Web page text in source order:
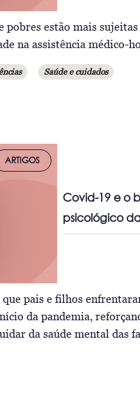
pobres estão mais
na assistência médico-
Saúde e cuidados
ARTIGOS
Covid-19 e o
psicológico
que pais e filhos
da pandemia,
da saúde mental das